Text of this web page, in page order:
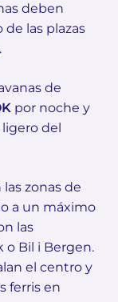
deben
las plazas
de
por noche y
del
zonas de
a un máximo
las
o Bil i Bergen.
el centro y
ferris en